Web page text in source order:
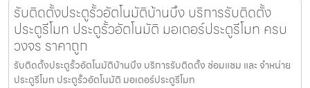
รับติดตั้งประตูรั้วอัตโนมัติบ้านบึง บริการรับติดตั้ง
ประตูรีโมท ประตูรั้วอัตโนมัติ มอเตอร์ประตูรีโมท ครบ
วงจร ราคาถูก
รับติดตั้งประตูรั้วอัตโนมัติบ้านบึง บริการรับติดตั้ง ซ่อมแซม และ จำหน่าย
ประตูรีโมท ประตูรั้วอัตโนมัติ มอเตอร์ประตูรีโมท